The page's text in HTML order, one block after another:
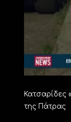
Κατσαρίδες
της Πάτρας